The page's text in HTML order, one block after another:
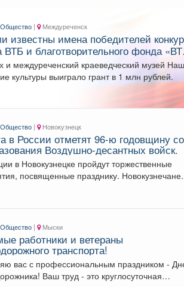
Общество | Междуреченск
ВТБ и благотворительного фонда
уже известны.
и междуреченский краеведческий музей
культуры выиграло грант в 1 млн рублей.
Общество | Новокузнецк
в России отметят 96-ю годовщину со
Воздушно-десантных войск.
в Новокузнецке пройдут торжественные
посвященные празднику. Новокузнечане
Общество | Мыски
работники и ветераны
транспорта!
вас с профессиональным праздником -
- это круглосуточная